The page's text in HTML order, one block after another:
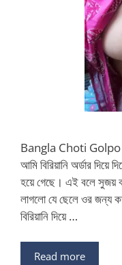
Bangla Choti Golpo
আমি বিরিয়ানি অর্ডার দিয়ে
হয়ে গেছে। এই বলে সুজয়
লাগলো যে ছেলে ওর জন্য
বিরিয়ানি দিয়ে …
Read more